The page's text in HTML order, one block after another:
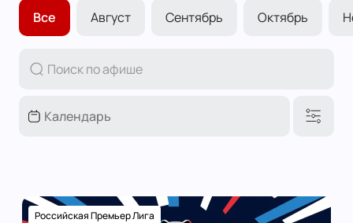
Все Август Сентябрь Октябрь
Российская Премьер Лига